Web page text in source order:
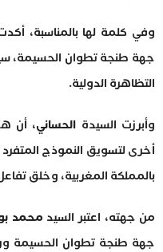
وفي كلمة لها بالمناسبة،
جهة طنجة تطوان الحسيمة،
التظاهرة الدولية.
وأبرزت السيدة الحساني، أن
أخرى لتسويق النموذج المتفرد
بالمملكة المغربية، وخلق
من جهته، اعتبر السيدمحمد
جهة طنجة تطوان الحسيمة